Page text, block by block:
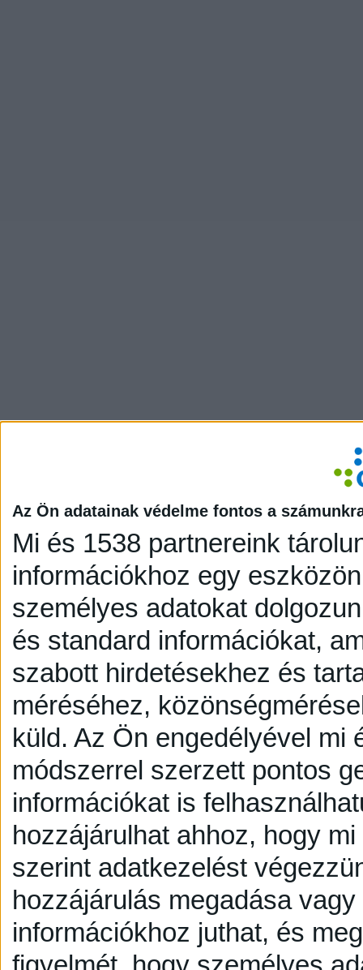
Az Ön adatainak védelme fontos a
Mi és 1538 partnereink
információkhoz egy
személyes adatokat
és standard információkat,
szabott hirdetésekhez és
méréséhez,
küld. Az Ön engedélyével mi
módszerrel szerzett pontos
információkat is
hozzájárulhat ahhoz, hogy
szerint adatkezelést
hozzájárulás megadása
információkhoz juthat, és